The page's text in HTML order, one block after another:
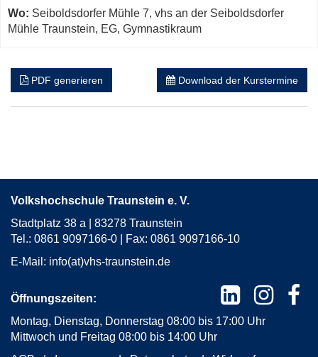
Wo: Seiboldsdorfer Mühle 7, vhs an der Seiboldsdorfer
Mühle Traunstein, EG, Gymnastikraum
PDF generieren Download der Kurstermine
Volkshochschule Traunstein e. V.
Stadtplatz 38 a | 83278 Traunstein
Tel.: 0861 9097166-0 | Fax: 0861 9097166-10
E-Mail: info(at)vhs-traunstein.de
Öffnungszeiten:
Montag, Dienstag, Donnerstag 08:00 bis 17:00 Uhr
Mittwoch und Freitag 08:00 bis 14:00 Uhr